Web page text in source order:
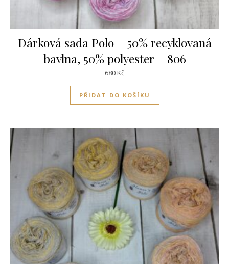
Dárková sada Polo – 50% recyklovaná
bavlna, 50% polyester – 806
680Kč
PŘIDAT DO KOŠÍKU